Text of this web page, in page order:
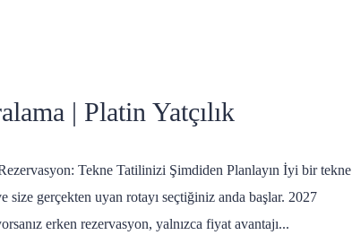
| Platin Yatçılık
Tekne Tatilinizi Şimdiden Planlayın İyi bir tekne
size gerçekten uyan rotayı seçtiğiniz anda başlar. 2027
erken rezervasyon, yalnızca fiyat avantajı...